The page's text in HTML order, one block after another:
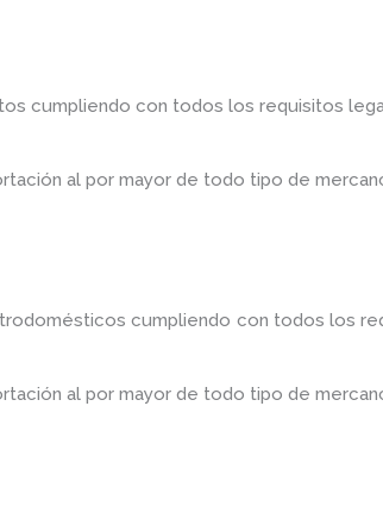
cumpliendo con todos los requisitos
al por mayor de todo tipo de
cumpliendo con todos los
al por mayor de todo tipo de